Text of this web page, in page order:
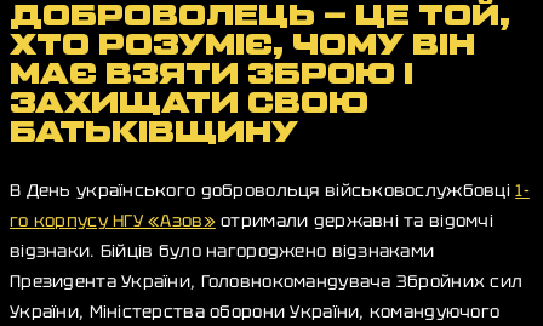
ДОБРОВОЛЕЦЬ – ЦЕ ТОЙ,
ХТО РОЗУМІЄ, ЧОМУ ВІН
МАЄ ВЗЯТИ ЗБРОЮ І
ЗАХИЩАТИ СВОЮ
БАТЬКІВЩИНУ
В День українського добровольця військовослужбовці1-
го корпусу НГУ «Азов»отримали державні та відомчі
відзнаки. Бійців було нагороджено відзнаками
Президента України, Головнокомандувача Збройних сил
України, Міністерства оборони України, командуючого